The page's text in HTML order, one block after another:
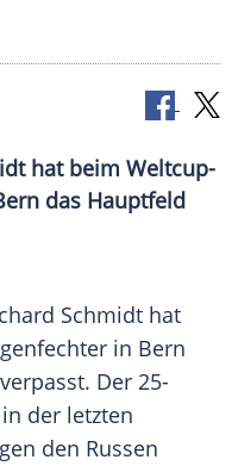
hat beim Weltcup-
das Hauptfeld
Schmidt hat
in Bern
Der 25-
der letzten
den Russen